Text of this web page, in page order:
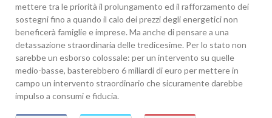
mettere tra le priorità il prolungamento ed il rafforzamento dei
sostegni fino a quando il calo dei prezzi degli energetici non
beneficerà famiglie e imprese. Ma anche di pensare a una
detassazione straordinaria delle tredicesime. Per lo stato non
sarebbe un esborso colossale: per un intervento su quelle
medio-basse, basterebbero 6 miliardi di euro per mettere in
campo un intervento straordinario che sicuramente darebbe
impulso a consumi e fiducia.